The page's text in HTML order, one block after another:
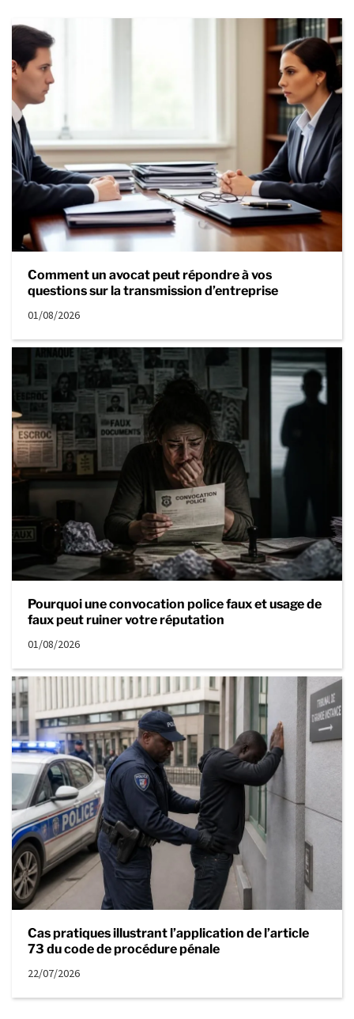
Comment un avocat peut répondre à vos
questions sur la transmission d’entreprise
01/08/2026
Pourquoi une convocation police faux et usage de
faux peut ruiner votre réputation
01/08/2026
Cas pratiques illustrant l’application de l’article
73 du code de procédure pénale
22/07/2026